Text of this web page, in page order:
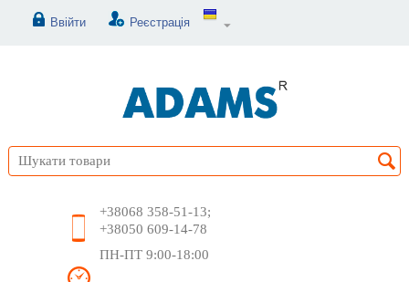
Ввійти Реєстрація
+38068 358-51-13;
+38050 609-14-78
ПН-ПТ 9:00-18:00